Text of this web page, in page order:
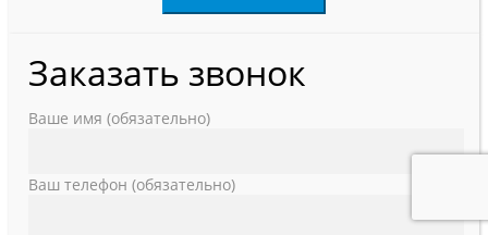
Заказать звонок
Ваше имя (обязательно)
Ваш телефон (обязательно)